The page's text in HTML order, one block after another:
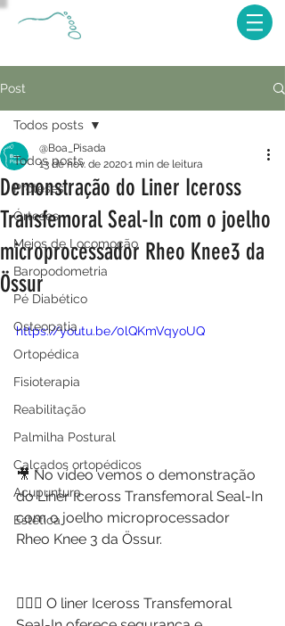
Post
Todos posts
Próteses
Órteses
Meios de Locomoção
Baropodometria
Pé Diabético
Osteopatia
Ortopédica
Fisioterapia
Reabilitação
Palmilha Postural
Calçados ortopédicos
Acupuntura
Estética
Todos posts
Demonstração do Liner Iceross
Transfemoral Seal-In com o joelho
microprocessador Rheo Knee3 da
Össur
@Boa_Pisada
13 de nov. de 20201 min de leitura
https://youtu.be/0lQKmVqyoUQ
🎥 No vídeo vemos o demonstração
do Liner Iceross Transfemoral Seal-In
com o joelho microprocessador
Rheo Knee 3 da Össur.
🚶🏻‍♀️ O liner Iceross Transfemoral